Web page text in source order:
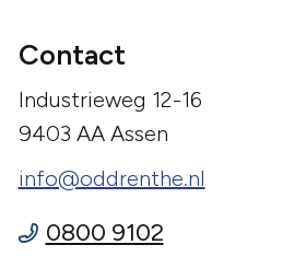
Contact
Industrieweg 12-16
9403 AA Assen
info@oddrenthe.nl
0800 9102